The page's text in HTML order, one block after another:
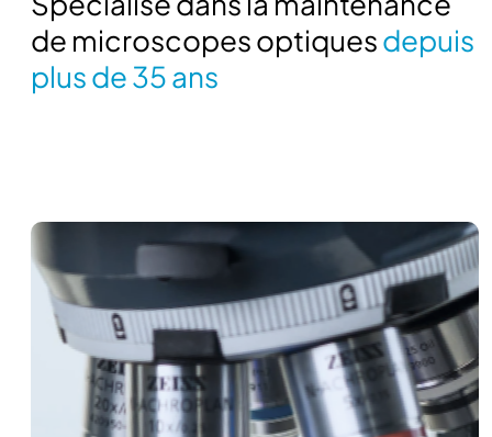
de microscopes optiquesdepuis
plus de 35 ans